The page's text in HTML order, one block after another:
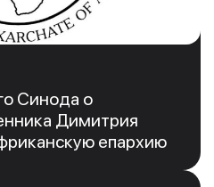
Синода о
Димитрия
епархию